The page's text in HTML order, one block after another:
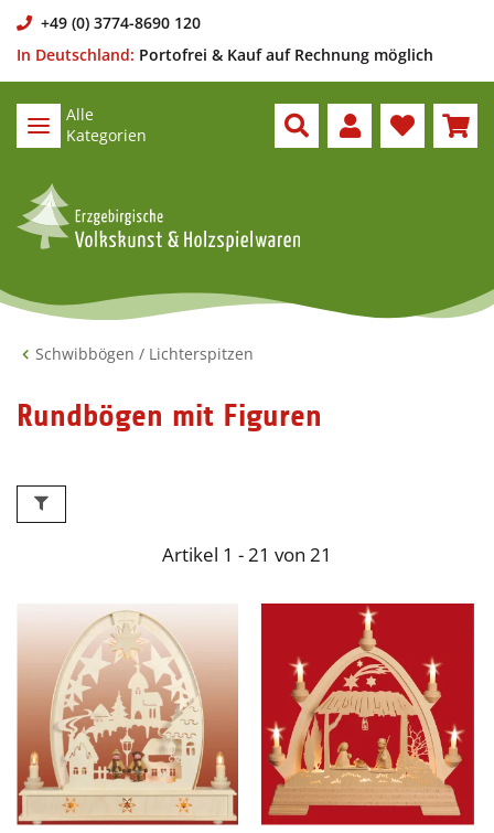
+49 (0) 3774-8690 120
In Deutschland: Portofrei & Kauf auf Rechnung möglich
Alle
Kategorien
Schwibbögen / Lichterspitzen
Rundbögen mit Figuren
Artikel 1 - 21 von 21